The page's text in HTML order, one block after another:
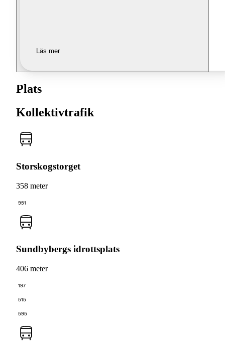
Läs mer
Plats
Kollektivtrafik
Storskogstorget
358 meter
951
Sundbybergs idrottsplats
406 meter
197
515
595